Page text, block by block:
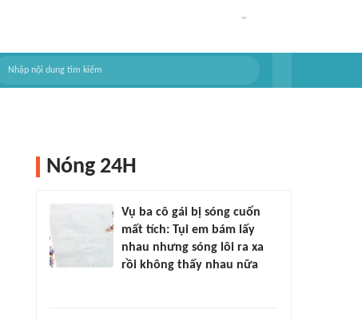
Nóng 24H
Vụ ba cô gái bị sóng cuốn
mất tích: Tụi em bám lấy
nhau nhưng sóng lôi ra xa
rồi không thấy nhau nữa